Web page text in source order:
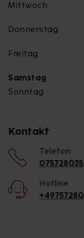
Mittwoch
Donnerstag
Freitag
Samstag
Sonntag
Kontakt
Telefon
075728035
Hotline